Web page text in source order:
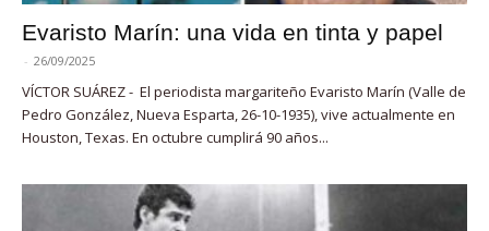
Evaristo Marín: una vida en tinta y papel
- 26/09/2025
VÍCTOR SUÁREZ - El periodista margariteño Evaristo Marín (Valle de
Pedro González, Nueva Esparta, 26-10-1935), vive actualmente en
Houston, Texas. En octubre cumplirá 90 años...